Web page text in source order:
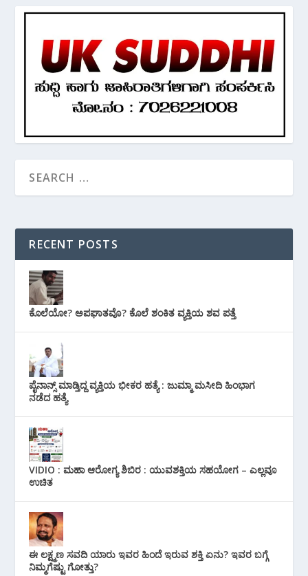
RECENT POSTS
ಕೊಲೆಯೋ? ಅಪಘಾತವೊ? ಕೊಲೆ ಶಂಕಿತ ವ್ಯಕ್ತಿಯ ಶವ ಪತ್ತೆ
ಪೈನಾನ್ಸ್ ಮಾಡ್ತಿದ್ದ ವ್ಯಕ್ತಿಯ ಭೀಕರ‌ ಹತ್ಯೆ : ಜುಮ್ಮಾ ಮಸೀದಿ ಹಿಂಭಾಗ
ನಡೆದ ಹತ್ಯೆ
VIDIO : ಮಹಾ ಆರೋಗ್ಯ ಶಿಬಿರ : ಯುವಶಕ್ತಿಯ ಸಹಯೋಗ – ಎಲ್ಲವೂ
ಉಚಿತ
ಈ ಲಕ್ಷ್ಮಣ ಸವದಿ ಯಾರು ಇವರ ಹಿಂದೆ ಇರುವ ಶಕ್ತಿ ಏನು? ಇವರ ಬಗ್ಗೆ
ನಿಮ್ಮಗೆಷ್ಟು ಗೋತ್ತು?